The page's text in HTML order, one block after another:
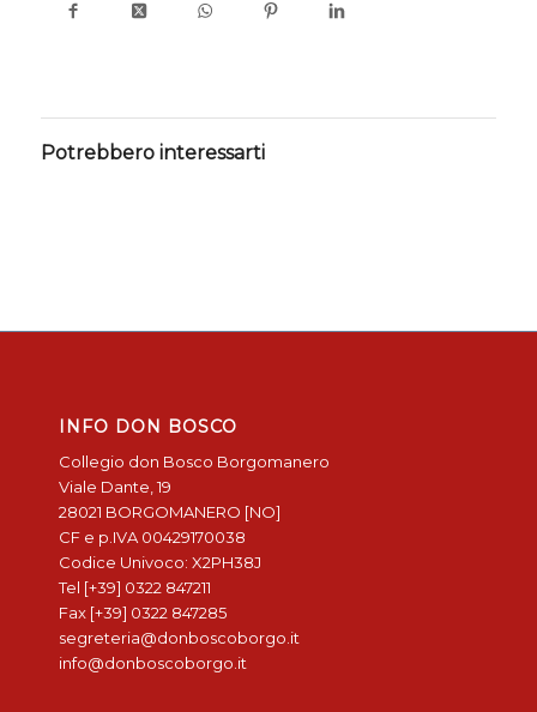
Potrebbero interessarti
INFO DON BOSCO
Collegio don Bosco Borgomanero
Viale Dante, 19
28021 BORGOMANERO [NO]
CF e p.IVA 00429170038
Codice Univoco: X2PH38J
Tel [+39] 0322 847211
Fax [+39] 0322 847285
segreteria@donboscoborgo.it
info@donboscoborgo.it